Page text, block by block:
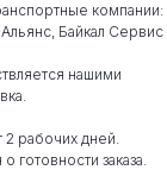
компании:
Байкал Сервис
нашими
2 рабочих дней.
заказа.